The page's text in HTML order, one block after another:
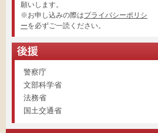
願いします。
※お申し込みの際はプライバシーポリシ
ーを必ずご一読ください。
警察庁
文部科学省
法務省
国土交通省